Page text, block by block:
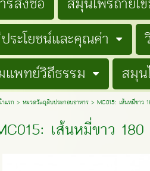
ระโยชน์และคุณค่า
พทย์วิถีธรรม
สมุน
แรก > หมวดวัตถุดิบประกอบอาหาร> MC015: เส้นหมี่ขาว
เส้นหมี่ขาว 180